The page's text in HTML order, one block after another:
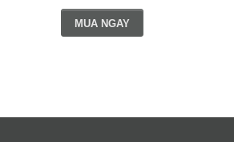
MUA NGAY